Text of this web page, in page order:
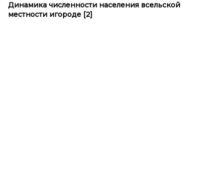
Динамика численности населения всельской
местности игороде [2]